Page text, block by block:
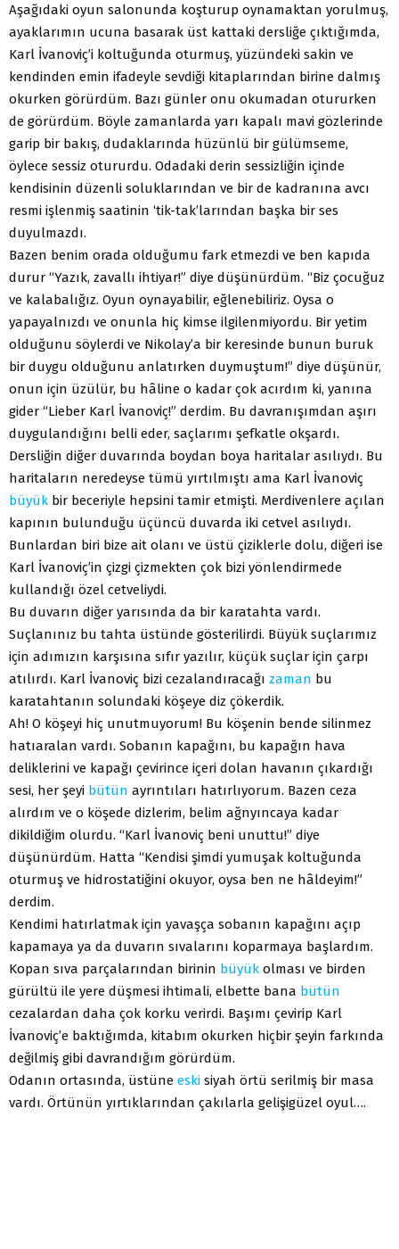
Aşağıdaki oyun salonunda koşturup oynamaktan yorulmuş,
ayaklarımın ucuna basarak üst kattaki dersliğe çıktığımda,
Karl İvanoviç’i koltuğunda oturmuş, yüzündeki sakin ve
kendinden emin ifadeyle sevdiği kitaplarından birine dalmış
okurken görürdüm. Bazı günler onu okumadan otururken
de görürdüm. Böyle zamanlarda yarı kapalı mavi gözlerinde
garip bir bakış, dudaklarında hüzünlü bir gülümseme,
öylece sessiz otururdu. Odadaki derin sessizliğin içinde
kendisinin düzenli soluklarından ve bir de kadranına avcı
resmi işlenmiş saatinin ‘tik-tak’larından başka bir ses
duyulmazdı.
Bazen benim orada olduğumu fark etmezdi ve ben kapıda
durur “Yazık, zavallı ihtiyar!” diye düşünürdüm. “Biz çocuğuz
ve kalabalığız. Oyun oynayabilir, eğlenebiliriz. Oysa o
yapayalnızdı ve onunla hiç kimse ilgilenmiyordu. Bir yetim
olduğunu söylerdi ve Nikolay’a bir keresinde bunun buruk
bir duygu olduğunu anlatırken duymuştum!” diye düşünür,
onun için üzülür, bu hâline o kadar çok acırdım ki, yanına
gider “Lieber Karl İvanoviç!” derdim. Bu davranışımdan aşırı
duygulandığını belli eder, saçlarımı şefkatle okşardı.
Dersliğin diğer duvarında boydan boya haritalar asılıydı. Bu
haritaların neredeyse tümü yırtılmıştı ama Karl İvanoviç
büyük bir beceriyle hepsini tamir etmişti. Merdivenlere açılan
kapının bulunduğu üçüncü duvarda iki cetvel asılıydı.
Bunlardan biri bize ait olanı ve üstü çiziklerle dolu, diğeri ise
Karl İvanoviç’in çizgi çizmekten çok bizi yönlendirmede
kullandığı özel cetveliydi.
Bu duvarın diğer yarısında da bir karatahta vardı.
Suçlanınız bu tahta üstünde gösterilirdi. Büyük suçlarımız
için adımızın karşısına sıfır yazılır, küçük suçlar için çarpı
atılırdı. Karl İvanoviç bizi cezalandıracağı zaman bu
karatahtanın solundaki köşeye diz çökerdik.
Ah! O köşeyi hiç unutmuyorum! Bu köşenin bende silinmez
hatıaralan vardı. Sobanın kapağını, bu kapağın hava
deliklerini ve kapağı çevirince içeri dolan havanın çıkardığı
sesi, her şeyi bütün ayrıntıları hatırlıyorum. Bazen ceza
alırdım ve o köşede dizlerim, belim ağnyıncaya kadar
dikildiğim olurdu. “Karl İvanoviç beni unuttu!” diye
düşünürdüm. Hatta “Kendisi şimdi yumuşak koltuğunda
oturmuş ve hidrostatiğini okuyor, oysa ben ne hâldeyim!”
derdim.
Kendimi hatırlatmak için yavaşça sobanın kapağını açıp
kapamaya ya da duvarın sıvalarını koparmaya başlardım.
Kopan sıva parçalarından birinin büyük olması ve birden
gürültü ile yere düşmesi ihtimali, elbette bana bütün
cezalardan daha çok korku verirdi. Başımı çevirip Karl
İvanoviç’e baktığımda, kitabım okurken hiçbir şeyin farkında
değilmiş gibi davrandığım görürdüm.
Odanın ortasında, üstüne eski siyah örtü serilmiş bir masa
vardı. Örtünün yırtıklarından çakılarla gelişigüzel oyul….